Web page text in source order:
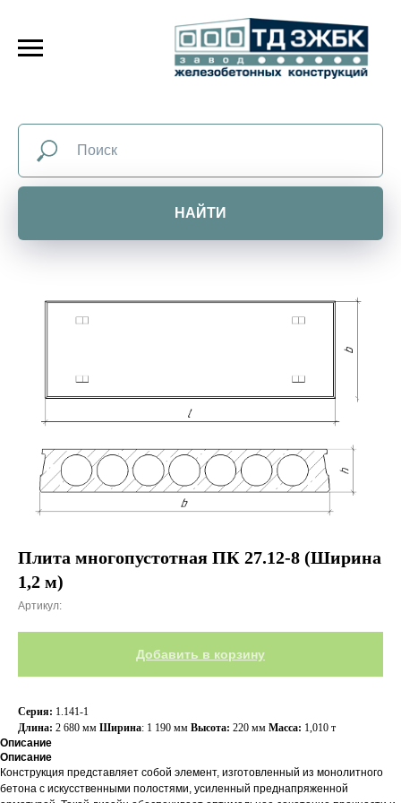
НАЙТИ
Плита многопустотная ПК 27.12-8 (Ширина
1,2 м)
Артикул:
Добавить в корзину
Серия: 1.141-1
Длина: 2 680 мм Ширина: 1 190 мм Высота: 220 мм Масса: 1,010 т
Описание
Описание
Конструкция представляет собой элемент, изготовленный из монолитного
бетона с искусственными полостями, усиленный преднапряженной